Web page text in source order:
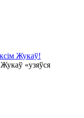
Жукаў!
«узяўся